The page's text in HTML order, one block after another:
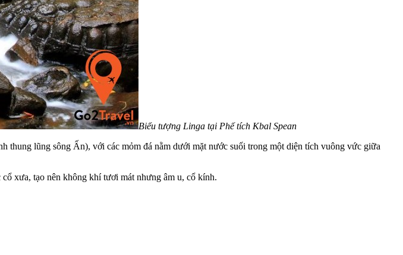
Biểu tượng Linga tại Phế tích Kbal Spean
thung lũng sông Ấn), với các mỏm đá nằm dưới mặt nước suối trong một diện tích vuông vức giữa
xưa, tạo nên không khí tươi mát nhưng âm u, cổ kính.